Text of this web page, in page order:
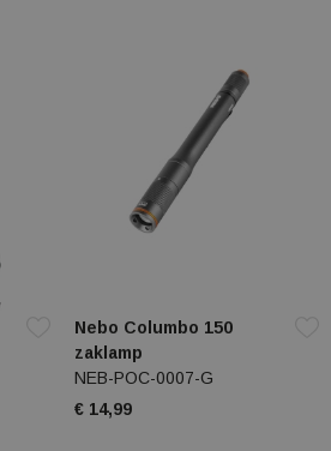
Nebo Columbo 150
zaklamp
NEB-POC-0007-G
€ 14,99